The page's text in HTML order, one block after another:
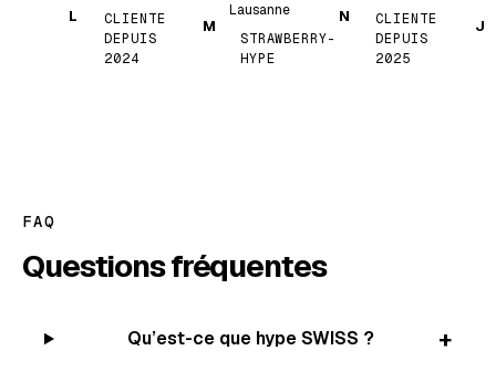
L
CLIENTE
DEPUIS
2024
M
Lausanne
STRAWBERRY-
HYPE
N
CLIENTE
DEPUIS
2025
J
FAQ
Questions fréquentes
Qu’est-ce que hype SWISS ? +